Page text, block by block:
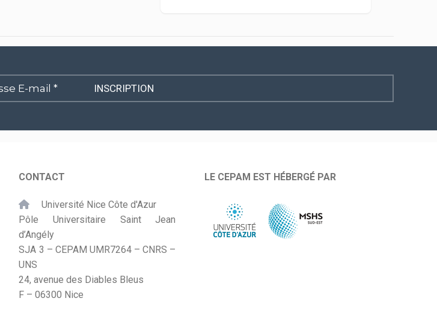
CONTACT
Université Nice Côte d'Azur
Pôle Universitaire Saint Jean
d’Angély
SJA 3 – CEPAM UMR7264 – CNRS –
UNS
24, avenue des Diables Bleus
F – 06300 Nice
LE CEPAM EST HÉBERGÉ PAR